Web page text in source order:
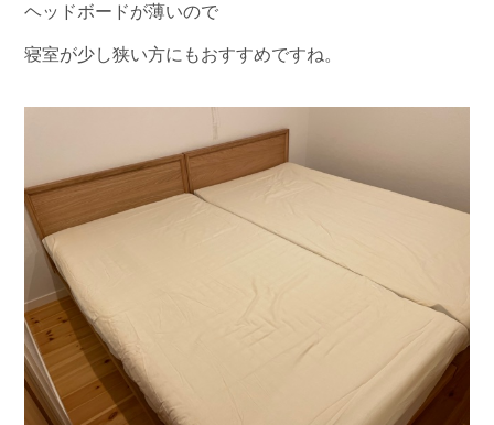
ヘッドボードが薄いので
寝室が少し狭い方にもおすすめですね。